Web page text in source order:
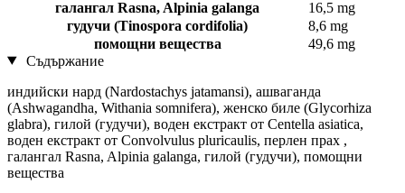
галангал Rasna, Alpinia galanga
16,5 mg
гудучи (Tinospora cordifolia)
8,6 mg
помощни вещества
49,6 mg
Съдържание
индийски нард (Nardostachys jatamansi), ашваганда
(Ashwagandha, Withania somnifera), женско биле (Glycorhiza
glabra), гилой (гудучи), воден екстракт от Centella asiatica,
воден екстракт от Convolvulus pluricaulis, перлен прах ,
галангал Rasna, Alpinia galanga, гилой (гудучи), помощни
вещества